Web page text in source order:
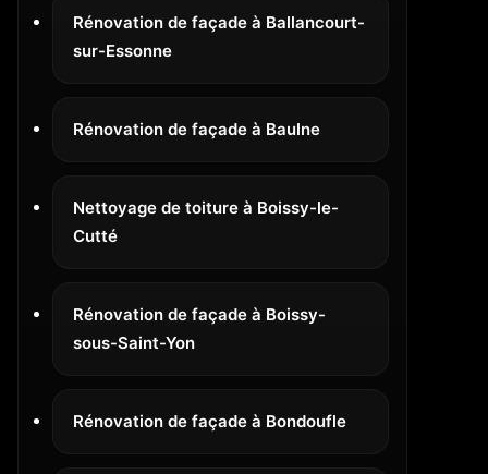
Rénovation de façade à Ballancourt-
sur-Essonne
Rénovation de façade à Baulne
Nettoyage de toiture à Boissy-le-
Cutté
Rénovation de façade à Boissy-
sous-Saint-Yon
Rénovation de façade à Bondoufle